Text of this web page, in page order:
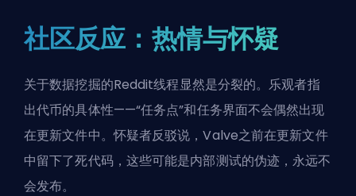
社区反应：热情与怀疑
关于数据挖掘的Reddit线程显然是分裂的。乐观者指
出代币的具体性——“任务点”和任务界面不会偶然出现
在更新文件中。怀疑者反驳说，Valve之前在更新文件
中留下了死代码，这些可能是内部测试的伪迹，永远不
会发布。